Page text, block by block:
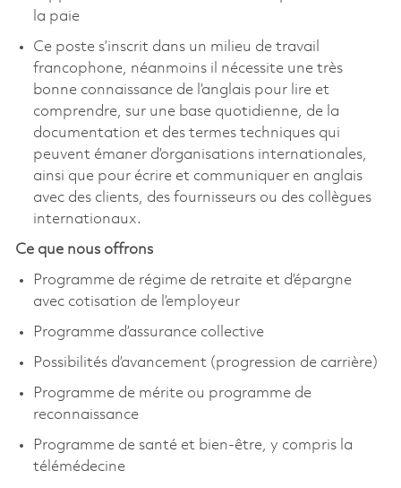
la paie
Ce poste s’inscrit dans un milieu de travail
francophone, néanmoins il nécessite une très
bonne connaissance de l’anglais pour lire et
comprendre, sur une base quotidienne, de la
documentation et des termes techniques qui
peuvent émaner d’organisations internationales,
ainsi que pour écrire et communiquer en anglais
avec des clients, des fournisseurs ou des collègues
internationaux.
Ce que nous offrons
Programme de régime de retraite et d’épargne
avec cotisation de l’employeur
Programme d’assurance collective
Possibilités d’avancement (progression de carrière)
Programme de mérite ou programme de
reconnaissance
Programme de santé et bien-être, y compris la
télémédecine